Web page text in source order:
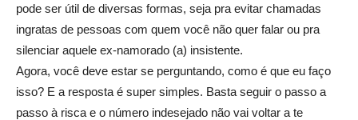
pode ser útil de diversas formas, seja pra evitar chamadas
ingratas de pessoas com quem você não quer falar ou pra
silenciar aquele ex-namorado (a) insistente.
Agora, você deve estar se perguntando, como é que eu faço
isso? E a resposta é super simples. Basta seguir o passo a
passo à risca e o número indesejado não vai voltar a te